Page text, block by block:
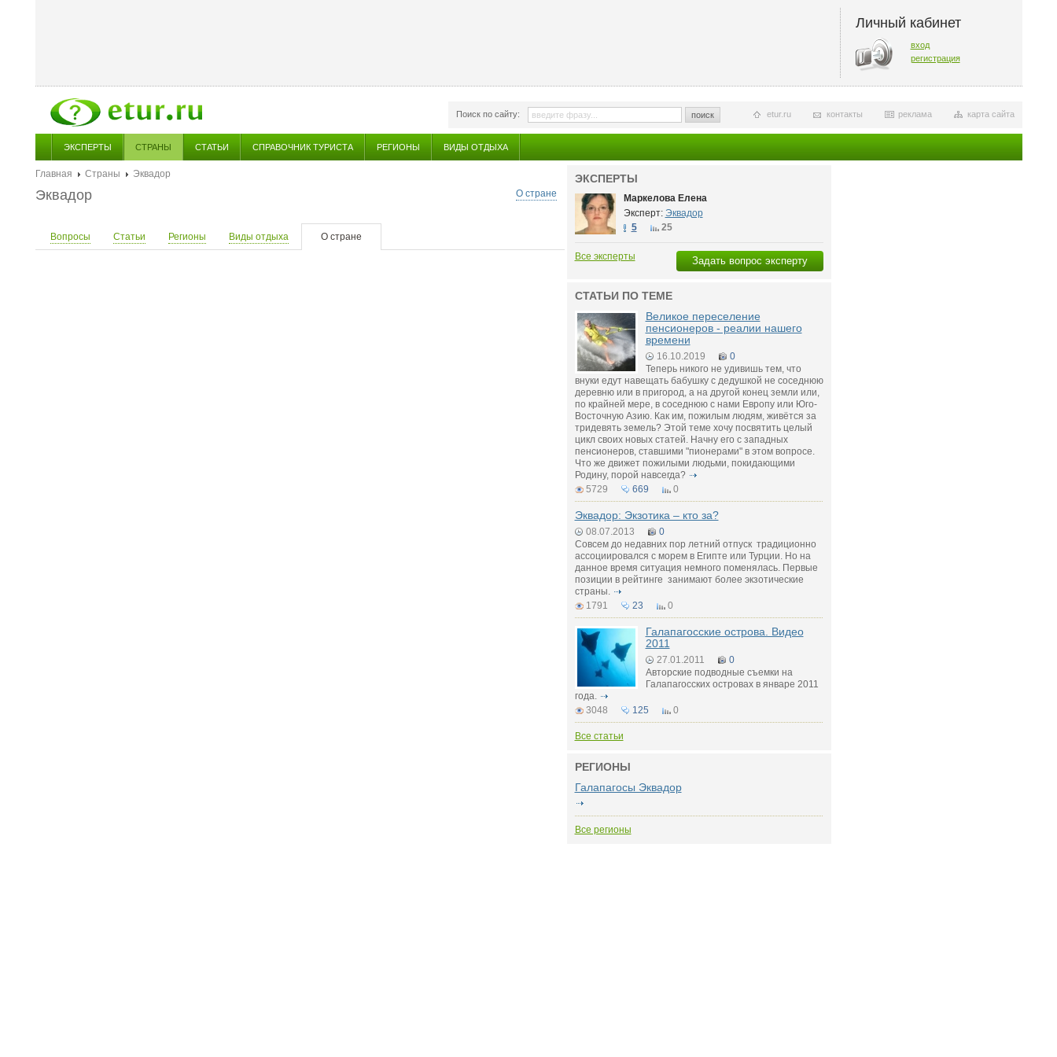
Личный кабинет
вход
регистрация
Поиск по сайту: поиск карта сайта
реклама
контакты
etur.ru
ЭКСПЕРТЫ СТРАНЫ СТАТЬИ СПРАВОЧНИК ТУРИСТА РЕГИОНЫ ВИДЫ ОТДЫХА
Главная Страны
Эквадор
О стране
Эквадор
Вопросы Статьи Регионы Виды отдыха О стране
ЭКСПЕРТЫ
Маркелова Елена
Эксперт: Эквадор
5
25
Задать вопрос эксперту
Все эксперты
СТАТЬИ ПО ТЕМЕ
Великое переселение
пенсионеров - реалии нашего
времени
16.10.2019
0
Теперь никого не удивишь тем, что
внуки едут навещать бабушку с дедушкой не соседнюю
деревню или в пригород, а на другой конец земли или,
по крайней мере, в соседнюю с нами Европу или Юго-
Восточную Азию. Как им, пожилым людям, живётся за
тридевять земель? Этой теме хочу посвятить целый
цикл своих новых статей. Начну его с западных
пенсионеров, ставшими "пионерами" в этом вопросе.
Что же движет пожилыми людьми, покидающими
Родину, порой навсегда?
5729
669 0
Эквадор: Экзотика – кто за?
08.07.2013
0
Совсем до недавних пор летний отпуск традиционно
ассоциировался с морем в Египте или Турции. Но на
данное время ситуация немного поменялась. Первые
позиции в рейтинге занимают более экзотические
страны.
1791
23 0
Галапагосские острова. Видео
2011
27.01.2011
0
Авторские подводные съемки на
Галапагосских островах в январе 2011
года.
3048
125 0
Все статьи
РЕГИОНЫ
Галапагосы Эквадор
Все регионы